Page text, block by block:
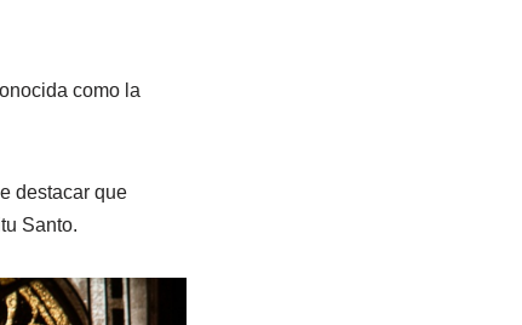
como la
destacar que
Santo.